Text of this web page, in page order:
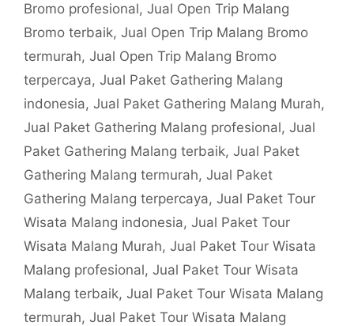
Bromo profesional, Jual Open Trip Malang
Bromo terbaik, Jual Open Trip Malang Bromo
termurah, Jual Open Trip Malang Bromo
terpercaya, Jual Paket Gathering Malang
indonesia, Jual Paket Gathering Malang Murah,
Jual Paket Gathering Malang profesional, Jual
Paket Gathering Malang terbaik, Jual Paket
Gathering Malang termurah, Jual Paket
Gathering Malang terpercaya, Jual Paket Tour
Wisata Malang indonesia, Jual Paket Tour
Wisata Malang Murah, Jual Paket Tour Wisata
Malang profesional, Jual Paket Tour Wisata
Malang terbaik, Jual Paket Tour Wisata Malang
termurah, Jual Paket Tour Wisata Malang